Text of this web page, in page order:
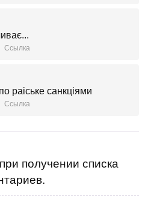
Ссылка
раіське санкціями
Ссылка
получении списка